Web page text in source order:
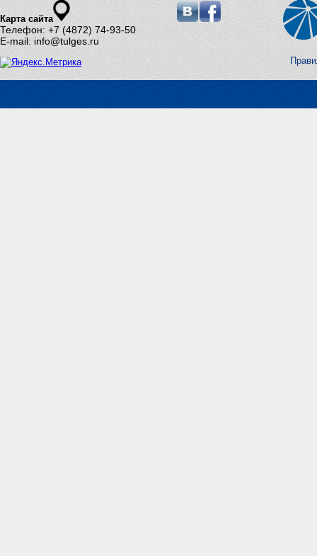
Карта сайта
Телефон: +7 (4872) 74-93-50
E-mail: info@tulges.ru